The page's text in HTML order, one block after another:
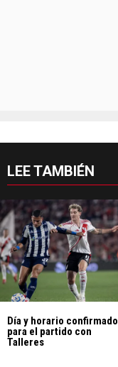
LEE TAMBIÉN
Día y horario confirmado
para el partido con
Talleres